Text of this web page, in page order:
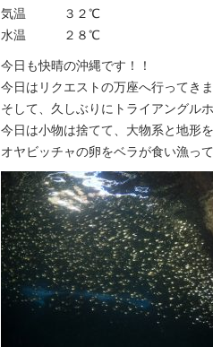
気温 ３２℃
水温 ２８℃
今日も快晴の沖縄です！！
今日はリクエストの万座へ行ってきま
そして、久しぶりにトライアングル
今日は小物は捨てて、大物系と地形
オヤビッチャの卵をベラが食い漁っ